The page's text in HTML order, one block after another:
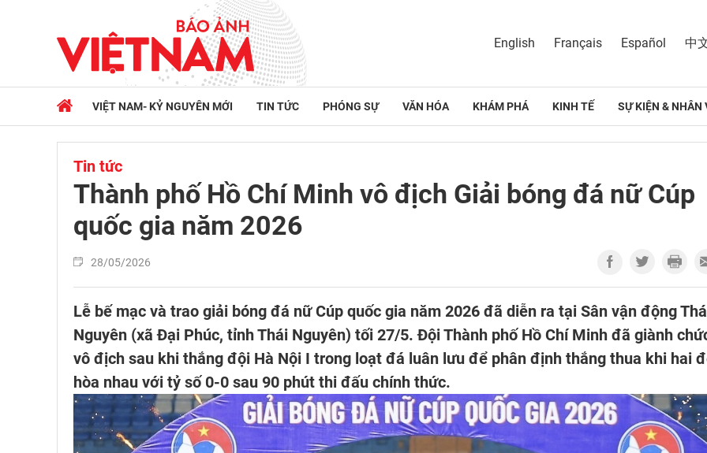
English Français Español 中
VIỆT NAM- KỶ NGUYÊN MỚI TIN TỨC PHÓNG SỰ VĂN HÓA KHÁM PHÁ KINH TẾ SỰ KIỆN & NHÂN
Tin tức
Thành phố Hồ Chí Minh vô địch Giải bóng đá nữ Cúp
quốc gia năm 2026
28/05/2026
Lễ bế mạc và trao giải bóng đá nữ Cúp quốc gia năm 2026 đã diễn ra tại Sân vận động
Nguyên (xã Đại Phúc, tỉnh Thái Nguyên) tối 27/5. Đội Thành phố Hồ Chí Minh đã giành
vô địch sau khi thắng đội Hà Nội I trong loạt đá luân lưu để phân định thắng thua khi hai
hòa nhau với tỷ số 0-0 sau 90 phút thi đấu chính thức.